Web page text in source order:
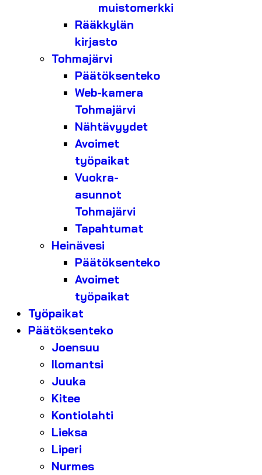
muistomerkki
Rääkkylän
kirjasto
Tohmajärvi
Päätöksenteko
Web-kamera
Tohmajärvi
Nähtävyydet
Avoimet
työpaikat
Vuokra-
asunnot
Tohmajärvi
Tapahtumat
Heinävesi
Päätöksenteko
Avoimet
työpaikat
Työpaikat
Päätöksenteko
Joensuu
Ilomantsi
Juuka
Kitee
Kontiolahti
Lieksa
Liperi
Nurmes